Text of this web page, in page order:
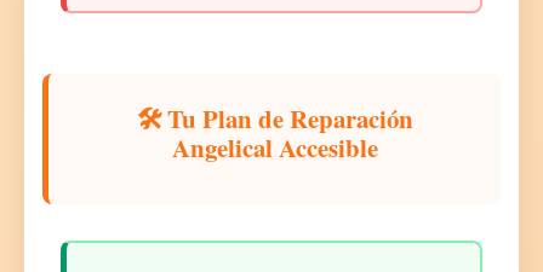
🛠️ Tu Plan de Reparación
Angelical Accesible